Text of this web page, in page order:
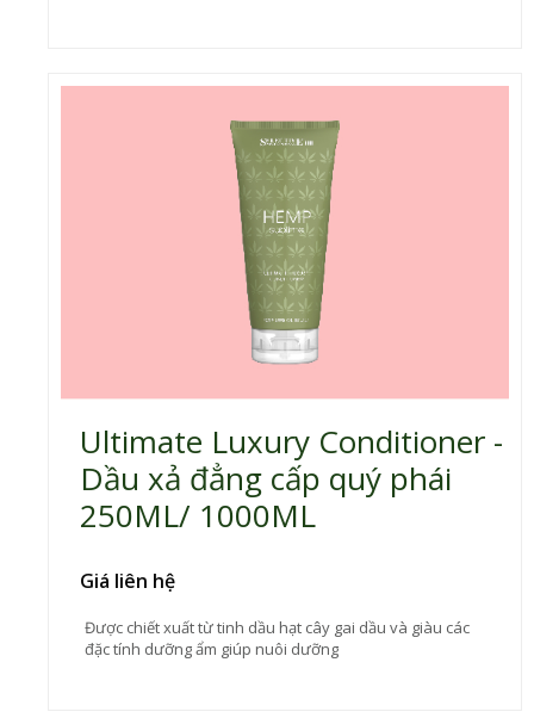
Ultimate Luxury Conditioner -
Dầu xả đẳng cấp quý phái
250ML/ 1000ML
Giá liên hệ
Được chiết xuất từ tinh dầu hạt cây gai dầu và giàu các
đặc tính dưỡng ẩm giúp nuôi dưỡng